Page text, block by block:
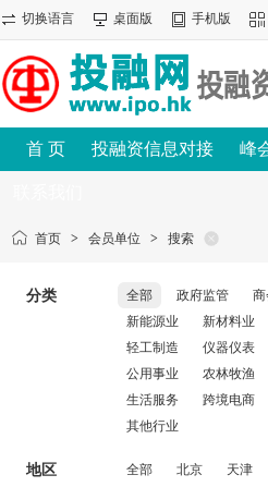
切换语言 桌面版 手机版
首 页 投融资信息对接 峰
首页 > 会员单位 > 搜索
分类 全部 政府监管
新能源业
新材料业
轻工制造
仪器仪表
公用事业
农林牧渔
生活服务
跨境电商
其他行业
地区 全部 北京 天津